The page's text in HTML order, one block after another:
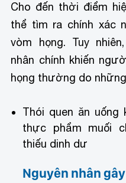
Cho đến thời điểm
thể tìm ra chính xác
vòm họng. Tuy
nhân chính khiến
họng thường do
Thói quen ăn uống
thực phẩm muối
thiếu dinh dư
Nguyên nhân